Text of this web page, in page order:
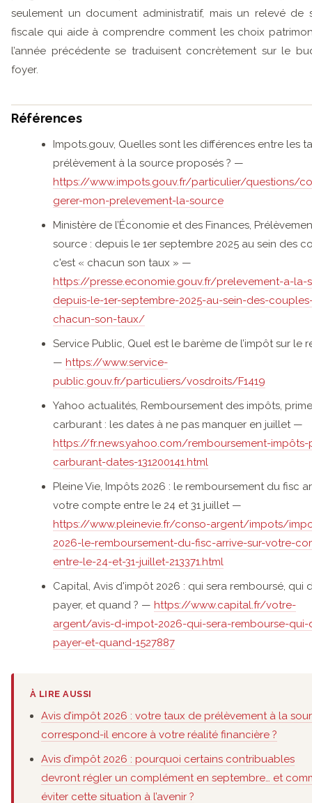
seulement un document administratif, mais un relevé de
fiscale qui aide à comprendre comment les choix
l’année précédente se traduisent concrètement sur le
foyer.
Références
Impots.gouv, Quelles sont les différences entre les
prélèvement à la source proposés ? —
https://www.impots.gouv.fr/particulier/questions/
gerer-mon-prelevement-la-source
Ministère de l’Économie et des Finances,
source : depuis le 1er septembre 2025 au sein des
c'est « chacun son taux » —
https://presse.economie.gouv.fr/prelevement-a-la-
depuis-le-1er-septembre-2025-au-sein-des-
chacun-son-taux/
Service Public, Quel est le barème de l’impôt sur le
— https://www.service-
public.gouv.fr/particuliers/vosdroits/F1419
Yahoo actualités, Remboursement des impôts, prime
carburant : les dates à ne pas manquer en juillet —
https://fr.news.yahoo.com/remboursement-impôts-
carburant-dates-131200141.html
Pleine Vie, Impôts 2026 : le remboursement du fisc
votre compte entre le 24 et 31 juillet —
https://www.pleinevie.fr/conso-argent/impots/
2026-le-remboursement-du-fisc-arrive-sur-votre-
entre-le-24-et-31-juillet-213371.html
Capital, Avis d'impôt 2026 : qui sera remboursé, qui
payer, et quand ? — https://www.capital.fr/votre-
argent/avis-d-impot-2026-qui-sera-rembourse-qui-
payer-et-quand-1527887
À LIRE AUSSI
Avis d’impôt 2026 : votre taux de prélèvement à la
correspond-il encore à votre réalité financière ?
Avis d’impôt 2026 : pourquoi certains contribuables
devront régler un complément en septembre… et
éviter cette situation à l’avenir ?